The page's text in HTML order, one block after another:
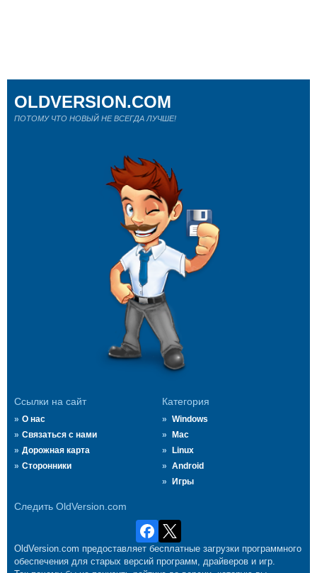
Ссылки на сайт
О нас
Связаться с нами
Дорожная карта
Сторонники
Категория
Windows
Mac
Linux
Android
Игры
Следить OldVersion.com
OLDVERSION.COM
ПОТОМУ ЧТО НОВЫЙ НЕ ВСЕГДА ЛУЧШЕ!
OldVersion.com предоставляет бесплатные загрузки программного
обеспечения для старых версий программ, драйверов и игр.